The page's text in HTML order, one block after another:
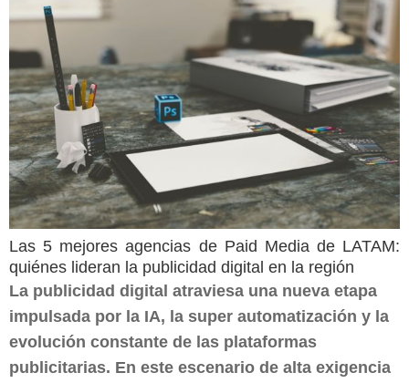
Las 5 mejores agencias de Paid Media de LATAM:
quiénes lideran la publicidad digital en la región
La publicidad digital atraviesa una nueva etapa
impulsada por la IA, la super automatización y la
evolución constante de las plataformas
publicitarias. En este escenario de alta exigencia